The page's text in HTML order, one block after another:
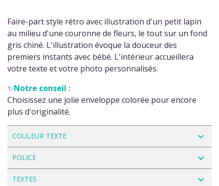
Faire-part style rétro avec illustration d'un petit lapin
au milieu d'une couronne de fleurs, le tout sur un fond
gris chiné. L'illustration évoque la douceur des
premiers instants avec bébé. L'intérieur accueillera
votre texte et votre photo personnalisés.
✨Notre conseil :
Choisissez une jolie enveloppe colorée pour encore
plus d'originalité.
COULEUR TEXTE navigate_next
POLICE navigate_next
TEXTES navigate_next